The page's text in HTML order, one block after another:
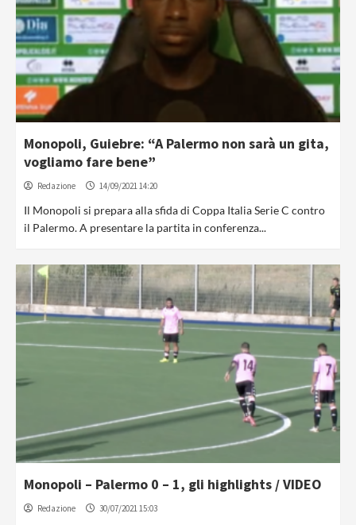
Monopoli, Guiebre: “A Palermo non sarà un gita,
vogliamo fare bene”
Redazione 14/09/2021 14:20
Il Monopoli si prepara alla sfida di Coppa Italia Serie C contro
il Palermo. A presentare la partita in conferenza...
Monopoli – Palermo 0 – 1, gli highlights / VIDEO
Redazione 30/07/2021 15:03